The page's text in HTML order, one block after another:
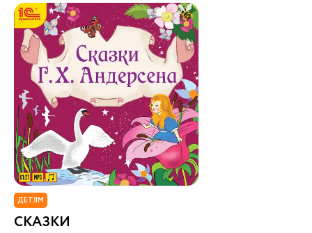
ДЕТЯМ
СКАЗКИ